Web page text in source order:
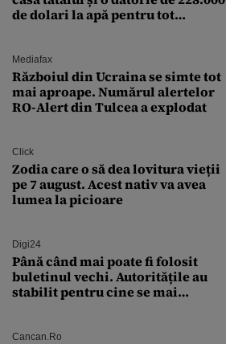
de dolari la apă pentru tot
Mediafax
Războiul din Ucraina se simte tot
mai aproape. Numărul alertelor
RO-Alert din Tulcea a explodat
Click
Zodia care o să dea lovitura vieții
pe 7 august. Acest nativ va avea
lumea la picioare
Digi24
Până când mai poate fi folosit
buletinul vechi. Autoritățile au
stabilit pentru cine se mai
Cancan.ro